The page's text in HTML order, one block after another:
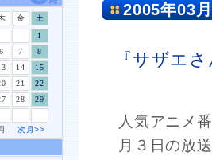
2005年03
『サザエ
人気アニメ
月３日の放
金
土
1
6 7
8
14
15
21
22
28
29
月次月>>